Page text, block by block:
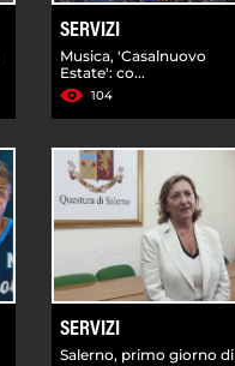
SERVIZI
Musica, 'Casalnuovo
Estate': co...
104
SERVIZI
Salerno, primo giorno di